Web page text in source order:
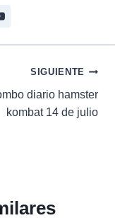
SIGUIENTE
diario hamster
kombat 14 de julio